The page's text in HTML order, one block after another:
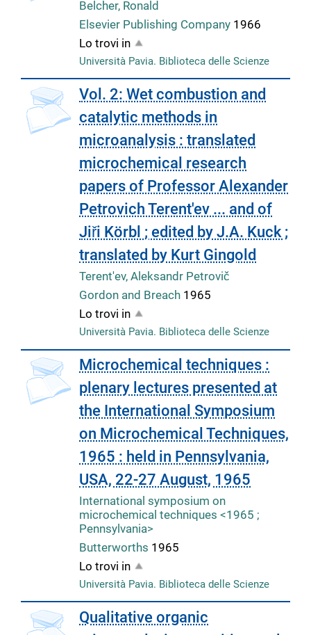
Belcher, Ronald
Elsevier Publishing Company 1966
Lo trovi in
Università Pavia. Biblioteca delle Scienze
copertina
Vol. 2: Wet combustion and
catalytic methods in
microanalysis : translated
microchemical research
papers of Professor Alexander
Petrovich Terent'ev ... and of
Jiři Körbl ; edited by J.A. Kuck ;
translated by Kurt Gingold
Terent'ev, Aleksandr Petrovič
Gordon and Breach 1965
Lo trovi in
Università Pavia. Biblioteca delle Scienze
copertina
Microchemical techniques :
plenary lectures presented at
the International Symposium
on Microchemical Techniques,
1965 : held in Pennsylvania,
USA, 22-27 August, 1965
International symposium on
microchemical techniques <1965 ;
Pennsylvania>
Butterworths 1965
Lo trovi in
Università Pavia. Biblioteca delle Scienze
copertina
Qualitative organic